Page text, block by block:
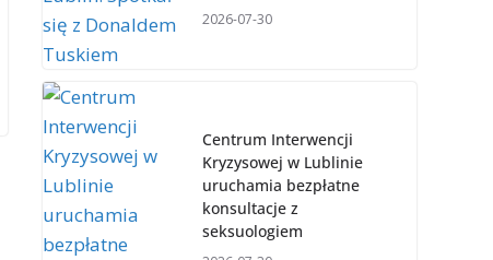
2026-07-30
Centrum Interwencji
Kryzysowej w Lublinie
uruchamia bezpłatne
konsultacje z
seksuologiem